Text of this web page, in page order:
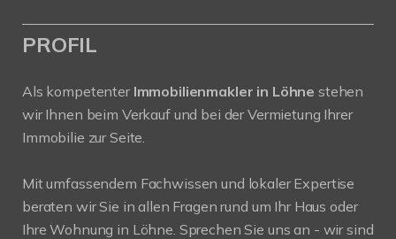
PROFIL
Als kompetenter Immobilienmakler in Löhne stehen
wir Ihnen beim Verkauf und bei der Vermietung Ihrer
Immobilie zur Seite.
Mit umfassendem Fachwissen und lokaler Expertise
beraten wir Sie in allen Fragen rund um Ihr Haus oder
Ihre Wohnung in Löhne. Sprechen Sie uns an - wir sind